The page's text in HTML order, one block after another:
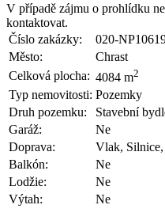
V případě zájmu o prohlídku
kontaktovat.
Číslo zakázky:
020-
Město:
Chrast
Celková plocha: 4084 m2
Typ nemovitosti: Pozemky
Druh pozemku:
Stavební
Garáž:
Ne
Doprava:
Vlak,
Balkón:
Ne
Lodžie:
Ne
Výtah:
Ne